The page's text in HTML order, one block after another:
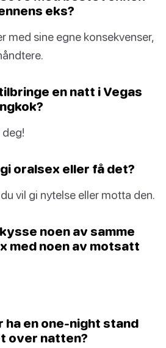
eks?
med sine egne konsekvenser,
en natt i Vegas
oralsex eller få det?
vil gi nytelse eller motta den.
noen av samme
med noen av motsatt
ha en one-night stand
over natten?